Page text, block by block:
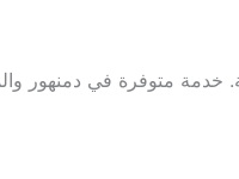
خدمة متوفرة في دمنهور